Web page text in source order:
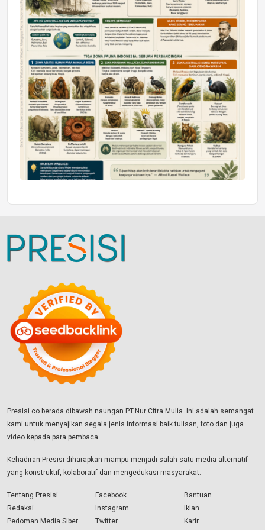
Presisi.co berada dibawah naungan PT.Nur Citra Mulia. Ini adalah semangat
kami untuk menyajikan segala jenis informasi baik tulisan, foto dan juga
video kepada para pembaca.
Kehadiran Presisi diharapkan mampu menjadi salah satu media alternatif
yang konstruktif, kolaboratif dan mengedukasi masyarakat.
Tentang Presisi
Redaksi
Pedoman Media Siber
Facebook
Instagram
Twitter
Bantuan
Iklan
Karir